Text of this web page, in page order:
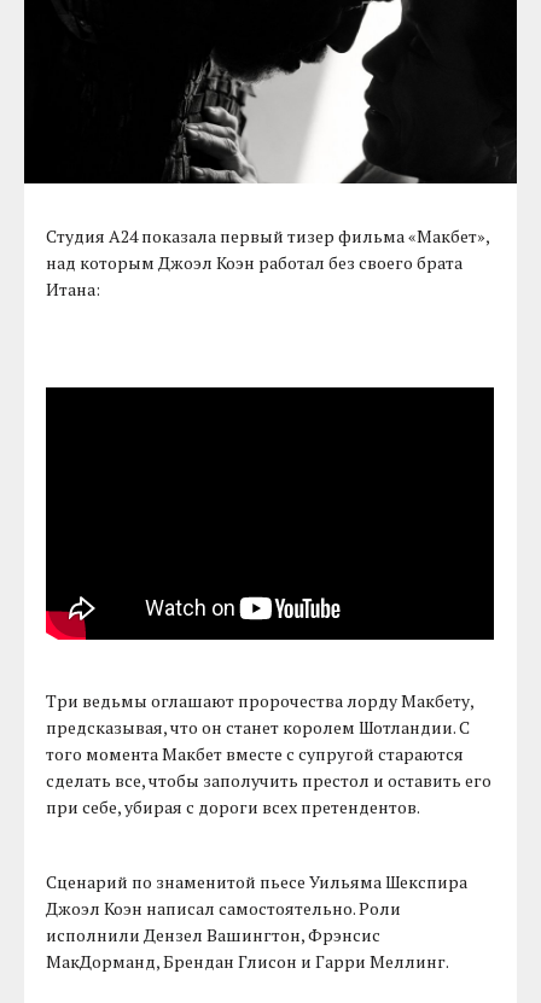
Студия A24 показала первый тизер фильма «Макбет»,
над которым Джоэл Коэн работал без своего брата
Итана:
Три ведьмы оглашают пророчества лорду Макбету,
предсказывая, что он станет королем Шотландии. С
того момента Макбет вместе с супругой стараются
сделать все, чтобы заполучить престол и оставить его
при себе, убирая с дороги всех претендентов.
Сценарий по знаменитой пьесе Уильяма Шекспира
Джоэл Коэн написал самостоятельно. Роли
исполнили Дензел Вашингтон, Фрэнсис
МакДорманд, Брендан Глисон и Гарри Меллинг.